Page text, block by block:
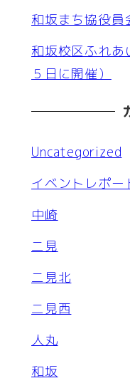
和坂まち協役員
和坂校区ふれあ
５日に開催）
Uncategorized
イベントレポー
中崎
二見
二見北
二見西
人丸
和坂